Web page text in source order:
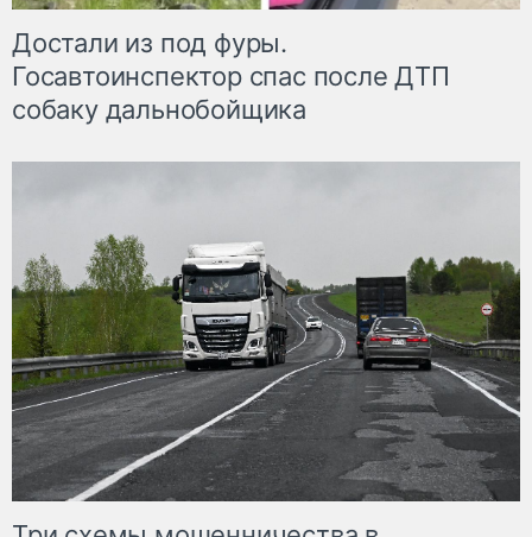
Достали из под фуры.
Госавтоинспектор спас после ДТП
собаку дальнобойщика